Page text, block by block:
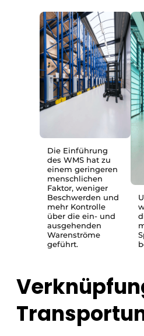
Die Einführung
des WMS hat zu
einem geringeren
menschlichen
Faktor, weniger
Beschwerden und
mehr Kontrolle
über die ein- und
ausgehenden
Warenströme
geführt.